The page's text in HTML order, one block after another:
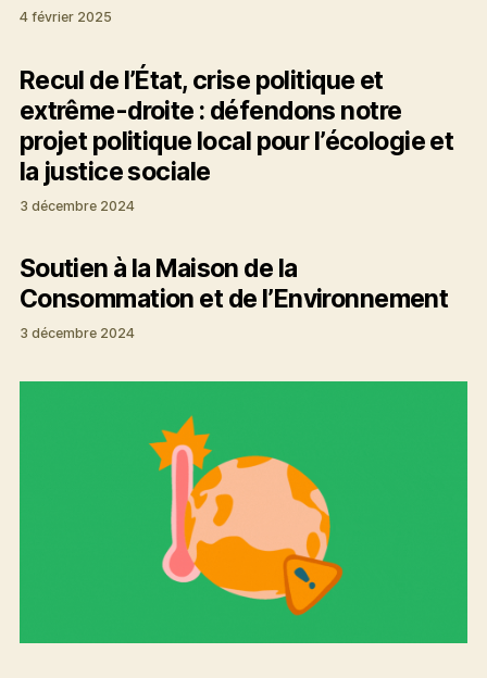
4 février 2025
Recul de l’État, crise politique et
extrême-droite : défendons notre
projet politique local pour l’écologie et
la justice sociale
3 décembre 2024
Soutien à la Maison de la
Consommation et de l’Environnement
3 décembre 2024